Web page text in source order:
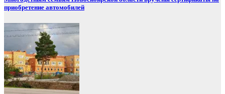
приобретение автомобилей